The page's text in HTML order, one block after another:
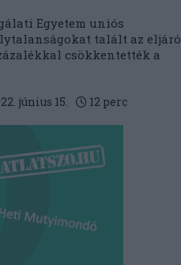
Egyetem uniós
talált az eljáró
csökkentették a
június 15. 12 perc